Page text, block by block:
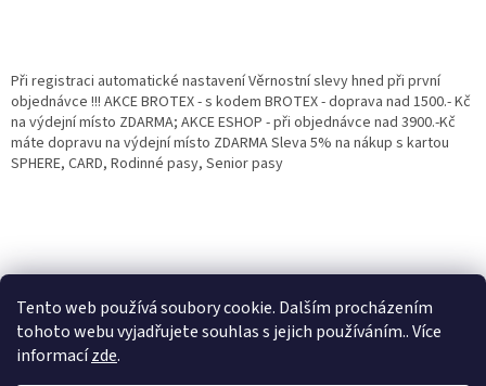
Tento web používá soubory cookie. Dalším procházením
tohoto webu vyjadřujete souhlas s jejich používáním.. Více
informacízde.
Při registraci automatické nastavení Věrnostní slevy hned při první
objednávce !!! AKCE BROTEX - s kodem BROTEX - doprava nad 1500.- Kč
na výdejní místo ZDARMA; AKCE ESHOP - při objednávce nad 3900.-Kč
máte dopravu na výdejní místo ZDARMA Sleva 5% na nákup s kartou
SPHERE, CARD, Rodinné pasy, Senior pasy